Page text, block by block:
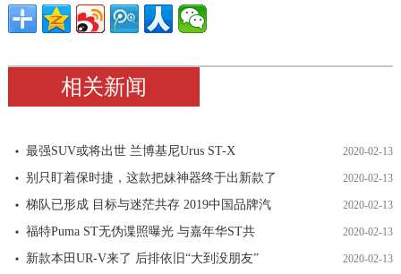
相关新闻
最强SUV或将出世 兰博基尼Urus ST-X 2020-02-13
别只盯着保时捷，这款把妹神器终于出新款了 2020-02-13
梯队已形成 目标与迷茫共存 2019中国品牌汽 2020-02-13
福特Puma ST无伪谍照曝光 与嘉年华ST共 2020-02-13
新款本田UR-V来了 后排依旧“大到没朋友” 2020-02-13